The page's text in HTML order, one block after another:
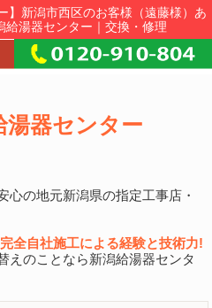
】新潟市西区のお客様（遠藤様）あ
給湯器センター｜交換・修理
湯器センター
心の地元新潟県の指定工事店・
全自社施工による経験と技術力!
えのことなら新潟給湯器センタ